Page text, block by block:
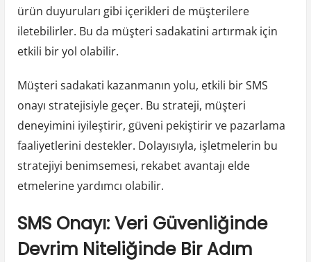
ürün duyuruları gibi içerikleri de müşterilere
iletebilirler. Bu da müşteri sadakatini artırmak için
etkili bir yol olabilir.
Müşteri sadakati kazanmanın yolu, etkili bir SMS
onayı stratejisiyle geçer. Bu strateji, müşteri
deneyimini iyileştirir, güveni pekiştirir ve pazarlama
faaliyetlerini destekler. Dolayısıyla, işletmelerin bu
stratejiyi benimsemesi, rekabet avantajı elde
etmelerine yardımcı olabilir.
SMS Onayı: Veri Güvenliğinde
Devrim Niteliğinde Bir Adım